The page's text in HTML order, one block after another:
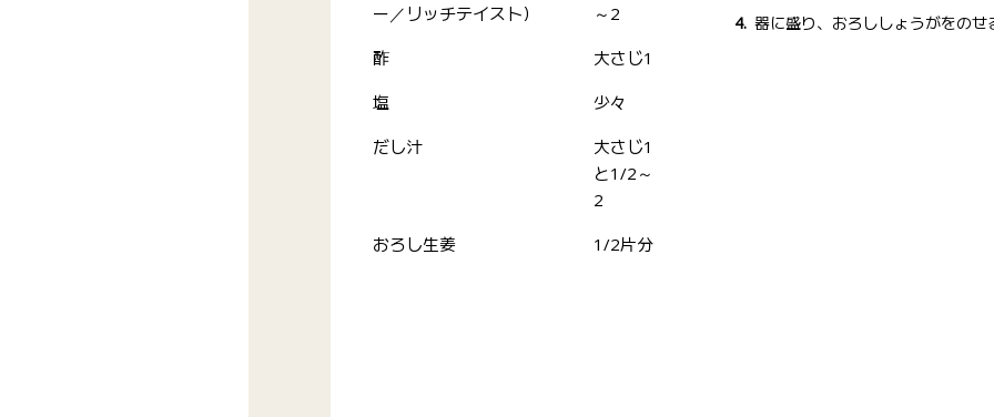
ー／リッチテイスト）
～2
酢
大さじ1
塩
少々
だし汁
大さじ1
と1/2～
2
おろし生姜
1/2片分
器に盛り、おろししょうがをのせ